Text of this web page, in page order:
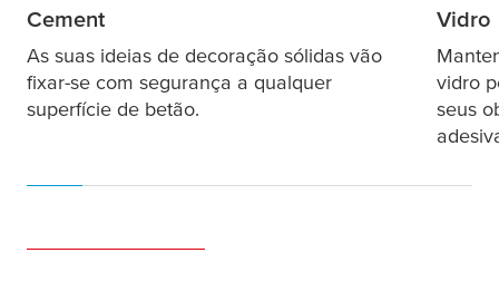
Cement
As suas ideias de decoração sólidas vão
fixar-se com segurança a qualquer
superfície de betão.
Vidro
vidro
seus